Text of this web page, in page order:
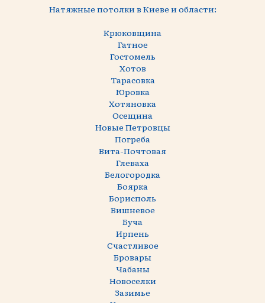
Натяжные потолки в Киеве и области:
Крюковщина
Гатное
Гостомель
Хотов
Тарасовка
Юровка
Хотяновка
Осещина
Новые Петровцы
Погреба
Вита-Почтовая
Глеваха
Белогородка
Боярка
Борисполь
Вишневое
Буча
Ирпень
Счастливое
Бровары
Чабаны
Новоселки
Зазимье